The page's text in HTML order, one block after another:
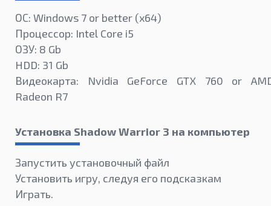
ОС: Windows 7 or better (х64)
Процессор: Intel Core i5
ОЗУ: 8 Gb
HDD: 31 Gb
Видеокарта: Nvidia GeForce GTX 760 or
Radeon R7
Установка Shadow Warrior 3 на компьютер
Запустить установочный файл
Установить игру, следуя его подсказкам
Играть.